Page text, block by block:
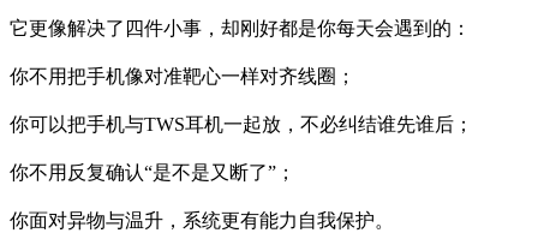
它更像解决了四件小事，却刚好都是你每天会遇到的：
你不用把手机像对准靶心一样对齐线圈；
你可以把手机与TWS耳机一起放，不必纠结谁先谁后；
你不用反复确认“是不是又断了”；
你面对异物与温升，系统更有能力自我保护。